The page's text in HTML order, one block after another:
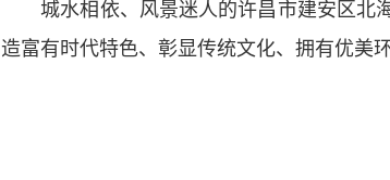
城水相依、风景迷人的许昌市建安区北海
造富有时代特色、彰显传统文化、拥有优美